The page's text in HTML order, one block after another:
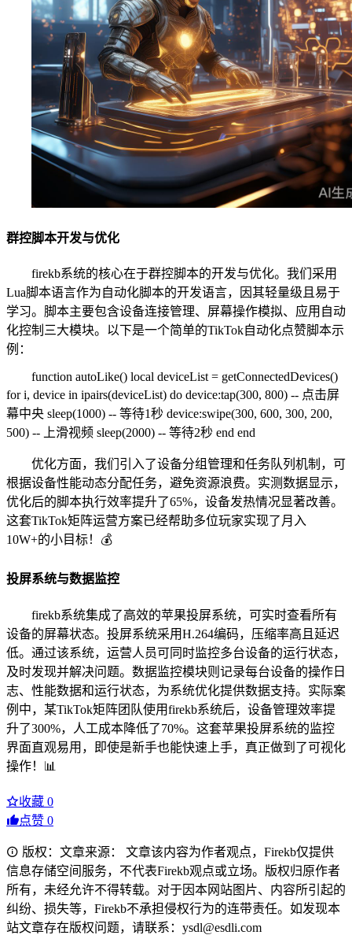
群控脚本开发与优化
firekb系统的核心在于群控脚本的开发与优化。我们采用
Lua脚本语言作为自动化脚本的开发语言，因其轻量级且易于
学习。脚本主要包含设备连接管理、屏幕操作模拟、应用自动
化控制三大模块。以下是一个简单的TikTok自动化点赞脚本示
例：
function autoLike() local deviceList = getConnectedDevices()
for i, device in ipairs(deviceList) do device:tap(300, 800) -- 点击屏
幕中央 sleep(1000) -- 等待1秒 device:swipe(300, 600, 300, 200,
500) -- 上滑视频 sleep(2000) -- 等待2秒 end end
优化方面，我们引入了设备分组管理和任务队列机制，可
根据设备性能动态分配任务，避免资源浪费。实测数据显示，
优化后的脚本执行效率提升了65%，设备发热情况显著改善。
这套TikTok矩阵运营方案已经帮助多位玩家实现了月入
10W+的小目标！💰
投屏系统与数据监控
firekb系统集成了高效的苹果投屏系统，可实时查看所有
设备的屏幕状态。投屏系统采用H.264编码，压缩率高且延迟
低。通过该系统，运营人员可同时监控多台设备的运行状态，
及时发现并解决问题。数据监控模块则记录每台设备的操作日
志、性能数据和运行状态，为系统优化提供数据支持。实际案
例中，某TikTok矩阵团队使用firekb系统后，设备管理效率提
升了300%，人工成本降低了70%。这套苹果投屏系统的监控
界面直观易用，即使是新手也能快速上手，真正做到了可视化
操作！📊
收藏 0
点赞 0
版权：文章来源： 文章该内容为作者观点，Firekb仅提供
信息存储空间服务，不代表Firekb观点或立场。版权归原作者
所有，未经允许不得转载。对于因本网站图片、内容所引起的
纠纷、损失等，Firekb不承担侵权行为的连带责任。如发现本
站文章存在版权问题，请联系：ysdl@esdli.com